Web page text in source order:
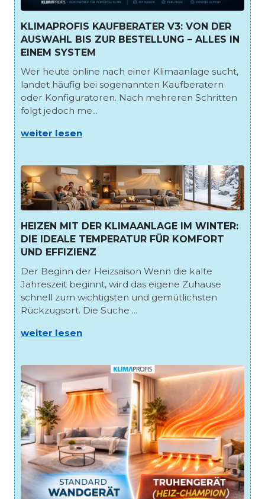
KLIMAPROFIS KAUFBERATER V3: VON DER
AUSWAHL BIS ZUR BESTELLUNG – ALLES IN
EINEM SYSTEM
Wer heute online nach einer Klimaanlage sucht,
landet häufig bei sogenannten Kaufberatern
oder Konfiguratoren. Nach mehreren Schritten
folgt jedoch me...
weiter lesen
HEIZEN MIT DER KLIMAANLAGE IM WINTER:
DIE IDEALE TEMPERATUR FÜR KOMFORT
UND EFFIZIENZ
Der Beginn der Heizsaison Wenn die kalte
Jahreszeit beginnt, wird das eigene Zuhause
schnell zum wichtigsten und gemütlichsten
Rückzugsort. Die Suche ...
weiter lesen